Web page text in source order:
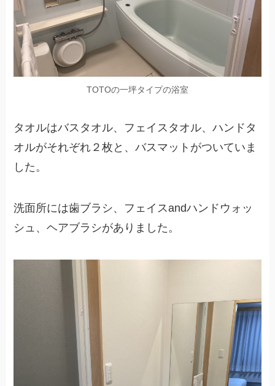
TOTOの一坪タイプの浴室
タオルはバスタオル、フェイスタオル、ハンドタ
オルがそれぞれ２枚と、バスマットがついていま
した。
洗面所には歯ブラシ、フェイスandハンドウォッ
シュ、ヘアブラシがありました。